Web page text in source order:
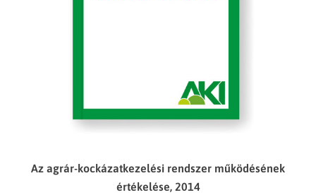
Az agrár-kockázatkezelési rendszer működésének
értékelése, 2014